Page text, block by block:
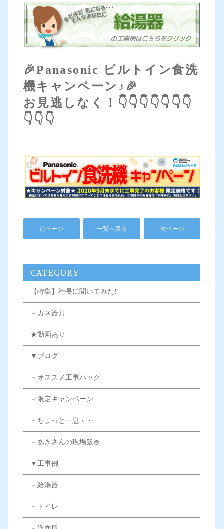
🎉Panasonic ビルトイン食洗
機キャンペーン♪🎉
お見逃しなく！👇👇👇👇👇👇👇
👇👇👇
前ページ 一覧へ戻る 次ページ
CATEGORY
【特集】社長に聞いてみた!!
－ガス器具
★動画あり
▼ブログ
－オススメ工事パック
－限定キャンペーン
－ちょっと一息・・
－あきさんの現場飯🍚
▼工事例
－給湯器
－トイレ